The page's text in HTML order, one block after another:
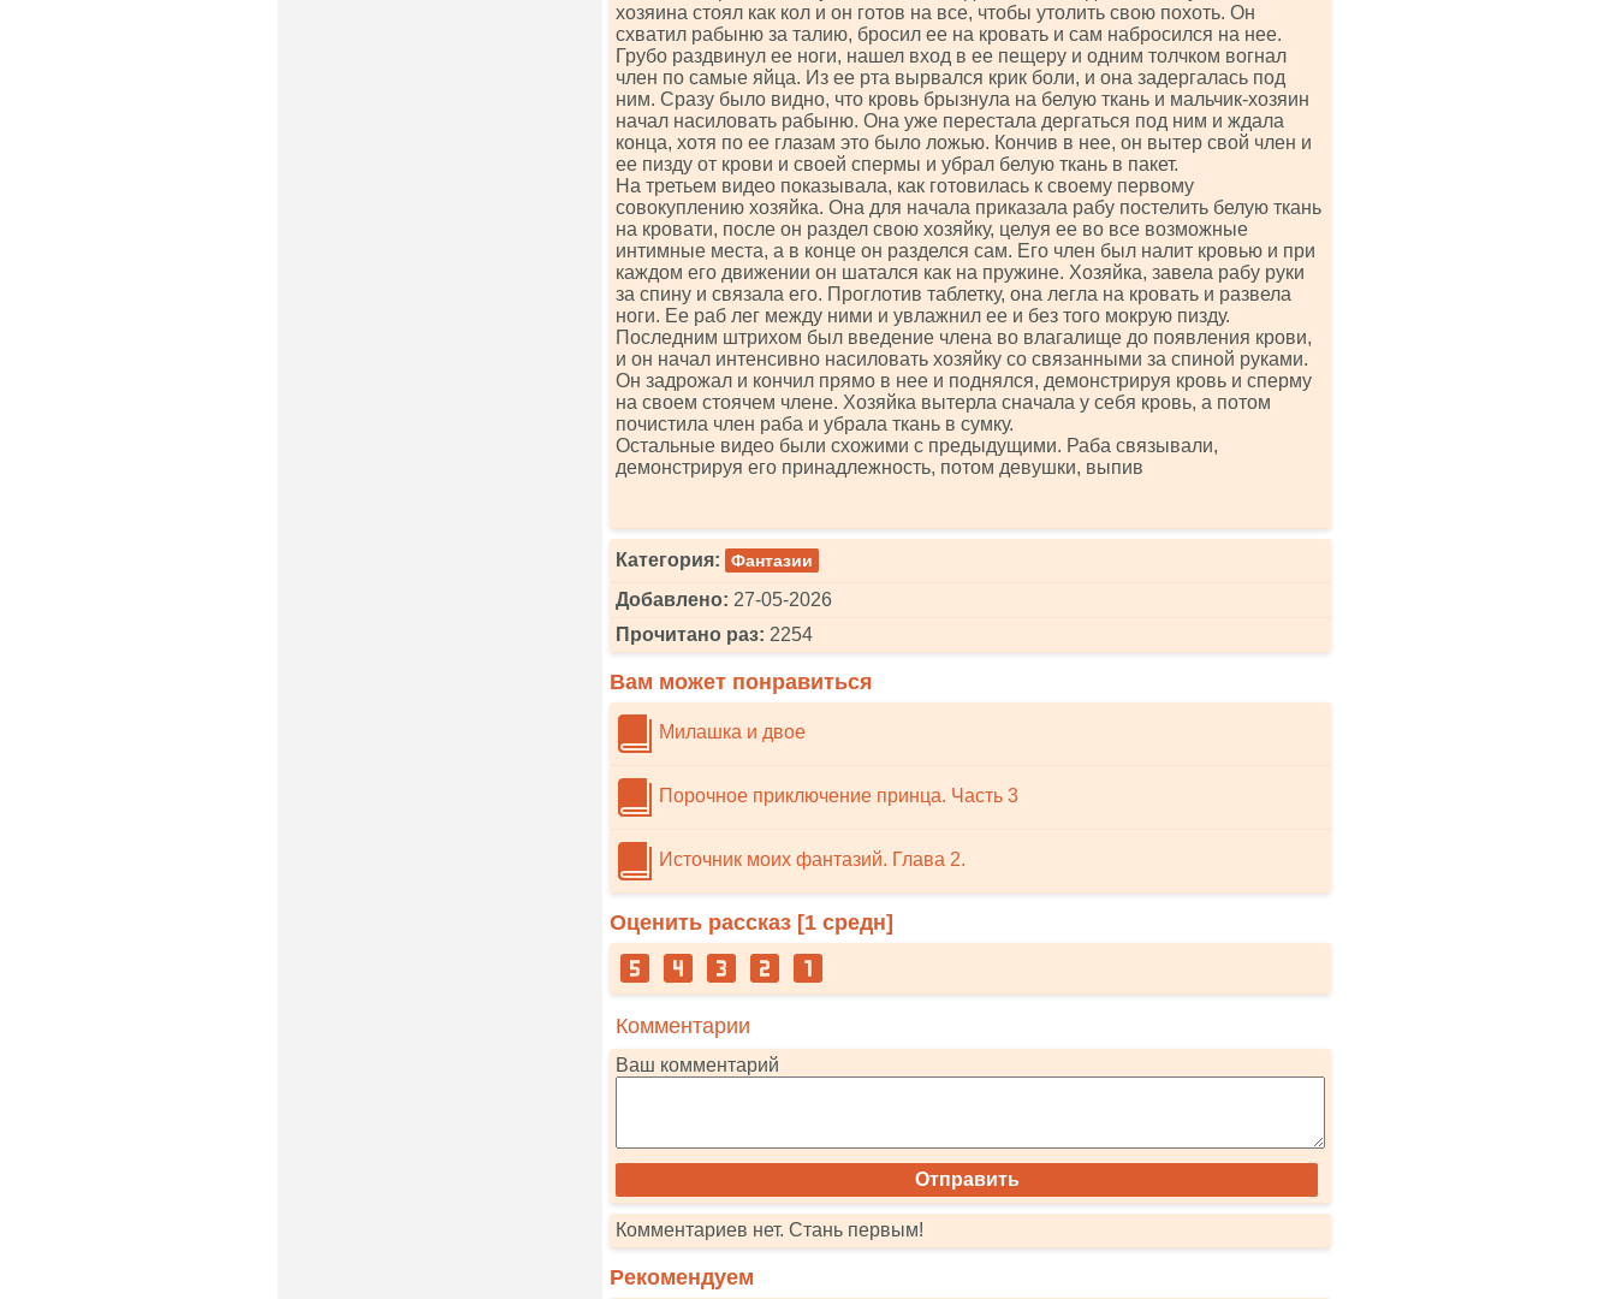
хозяина стоял как кол и он готов на все, чтобы утолить свою похоть. Он
схватил рабыню за талию, бросил ее на кровать и сам набросился на нее.
Грубо раздвинул ее ноги, нашел вход в ее пещеру и одним толчком вогнал
член по самые яйца. Из ее рта вырвался крик боли, и она задергалась под
ним. Сразу было видно, что кровь брызнула на белую ткань и мальчик-хозяин
начал насиловать рабыню. Она уже перестала дергаться под ним и ждала
конца, хотя по ее глазам это было ложью. Кончив в нее, он вытер свой член и
ее пизду от крови и своей спермы и убрал белую ткань в пакет.
На третьем видео показывала, как готовилась к своему первому
совокуплению хозяйка. Она для начала приказала рабу постелить белую ткань
на кровати, после он раздел свою хозяйку, целуя ее во все возможные
интимные места, а в конце он разделся сам. Его член был налит кровью и при
каждом его движении он шатался как на пружине. Хозяйка, завела рабу руки
за спину и связала его. Проглотив таблетку, она легла на кровать и развела
ноги. Ее раб лег между ними и увлажнил ее и без того мокрую пизду.
Последним штрихом был введение члена во влагалище до появления крови,
и он начал интенсивно насиловать хозяйку со связанными за спиной руками.
Он задрожал и кончил прямо в нее и поднялся, демонстрируя кровь и сперму
на своем стоячем члене. Хозяйка вытерла сначала у себя кровь, а потом
почистила член раба и убрала ткань в сумку.
Остальные видео были схожими с предыдущими. Раба связывали,
демонстрируя его принадлежность, потом девушки, выпив
Категория: Фантазии
Добавлено: 27-05-2026
Прочитано раз: 2254
Вам может понравиться
Милашка и двое
Порочное приключение принца. Часть 3
Источник моих фантазий. Глава 2.
Оценить рассказ [1 средн]
Комментарии
Ваш комментарий
Комментариев нет. Стань первым!
Рекомендуем